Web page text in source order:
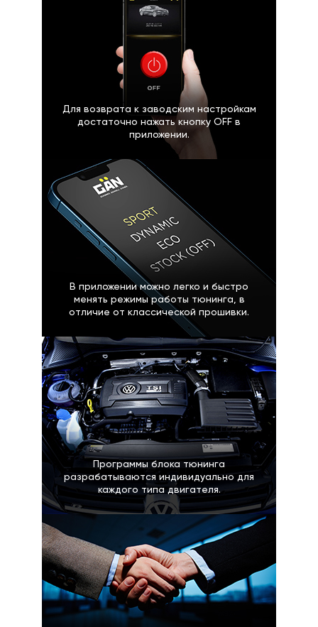
Для возврата к заводским настройкам
достаточно нажать кнопку OFF в
приложении.
В приложении можно легко и быстро
менять режимы работы тюнинга, в
отличие от классической прошивки.
Программы блока тюнинга
разрабатываются индивидуально для
каждого типа двигателя.